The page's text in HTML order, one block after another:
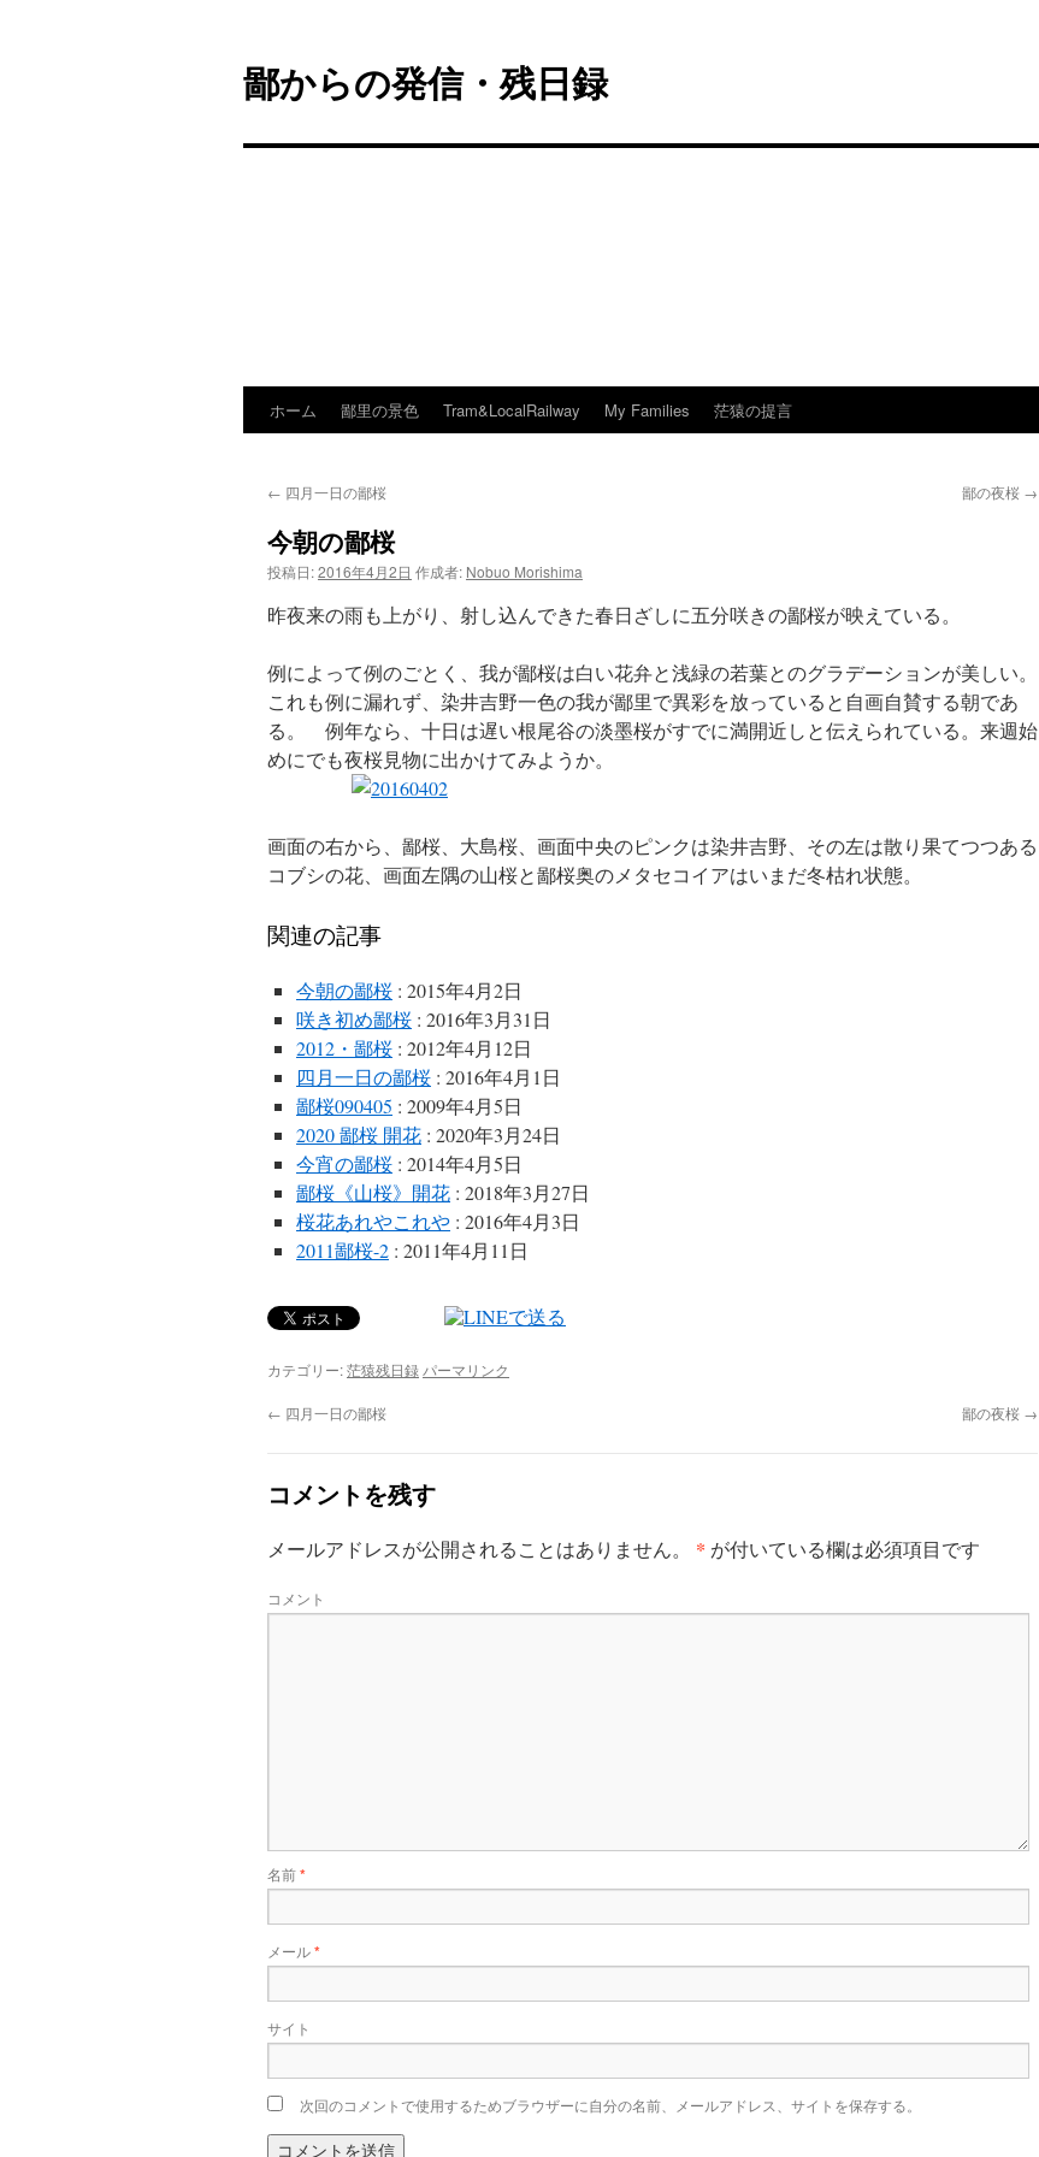
鄙からの発信・残日録
テ
ン
ホーム 鄙里の景色 Tram&LocalRailway My Families 茫猿の提言
← 四月一日の鄙桜 鄙の夜桜 →
今朝の鄙桜
投稿日:2016年4月2日 作成者: Nobuo Morishima
昨夜来の雨も上がり、射し込んできた春日ざしに五分咲きの鄙桜が映えている。
例によって例のごとく、我が鄙桜は白い花弁と浅緑の若葉とのグラデーションが美しい。
これも例に漏れず、染井吉野一色の我が鄙里で異彩を放っていると自画自賛する朝であ
る。 例年なら、十日は遅い根尾谷の淡墨桜がすでに満開近しと伝えられている。来週始
めにでも夜桜見物に出かけてみようか。
画面の右から、鄙桜、大島桜、画面中央のピンクは染井吉野、その左は散り果てつつある
コブシの花、画面左隅の山桜と鄙桜奥のメタセコイアはいまだ冬枯れ状態。
関連の記事
今朝の鄙桜 : 2015年4月2日
咲き初め鄙桜 : 2016年3月31日
2012・鄙桜 : 2012年4月12日
四月一日の鄙桜 : 2016年4月1日
鄙桜090405 : 2009年4月5日
2020 鄙桜 開花 : 2020年3月24日
今宵の鄙桜 : 2014年4月5日
鄙桜《山桜》開花 : 2018年3月27日
桜花あれやこれや : 2016年4月3日
2011鄙桜-2 : 2011年4月11日
カテゴリー:茫猿残日録 パーマリンク
← 四月一日の鄙桜 鄙の夜桜 →
コメントを残す
メールアドレスが公開されることはありません。 * が付いている欄は必須項目です
コメント
名前*
メール*
サイト
次回のコメントで使用するためブラウザーに自分の名前、メールアドレス、サイトを保存する。